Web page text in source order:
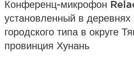
Конференц-микрофон
установленный в деревнях
городского типа в округе
провинция Хунань